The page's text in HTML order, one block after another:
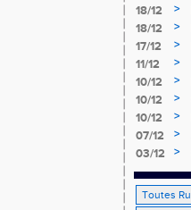
18/12
>
18/12
>
17/12
>
11/12 >
10/12
>
10/12
>
10/12
>
07/12
>
03/12
>